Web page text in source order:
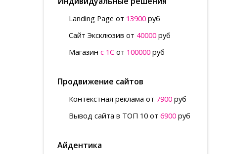
Landing Page от 13900 руб
Сайт Эксклюзив от 40000 руб
Магазин с 1С от 100000 руб
Продвижение сайтов
Контекстная реклама от 7900 руб
Вывод сайта в ТОП 10 от 6900 руб
Айдентика